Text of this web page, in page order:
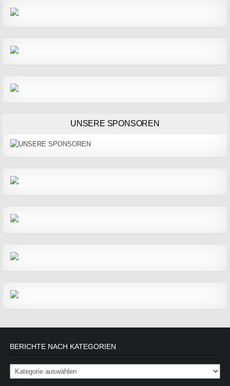
UNSERE SPONSOREN
BERICHTE NACH KATEGORIEN
Berichte nach Kategorien